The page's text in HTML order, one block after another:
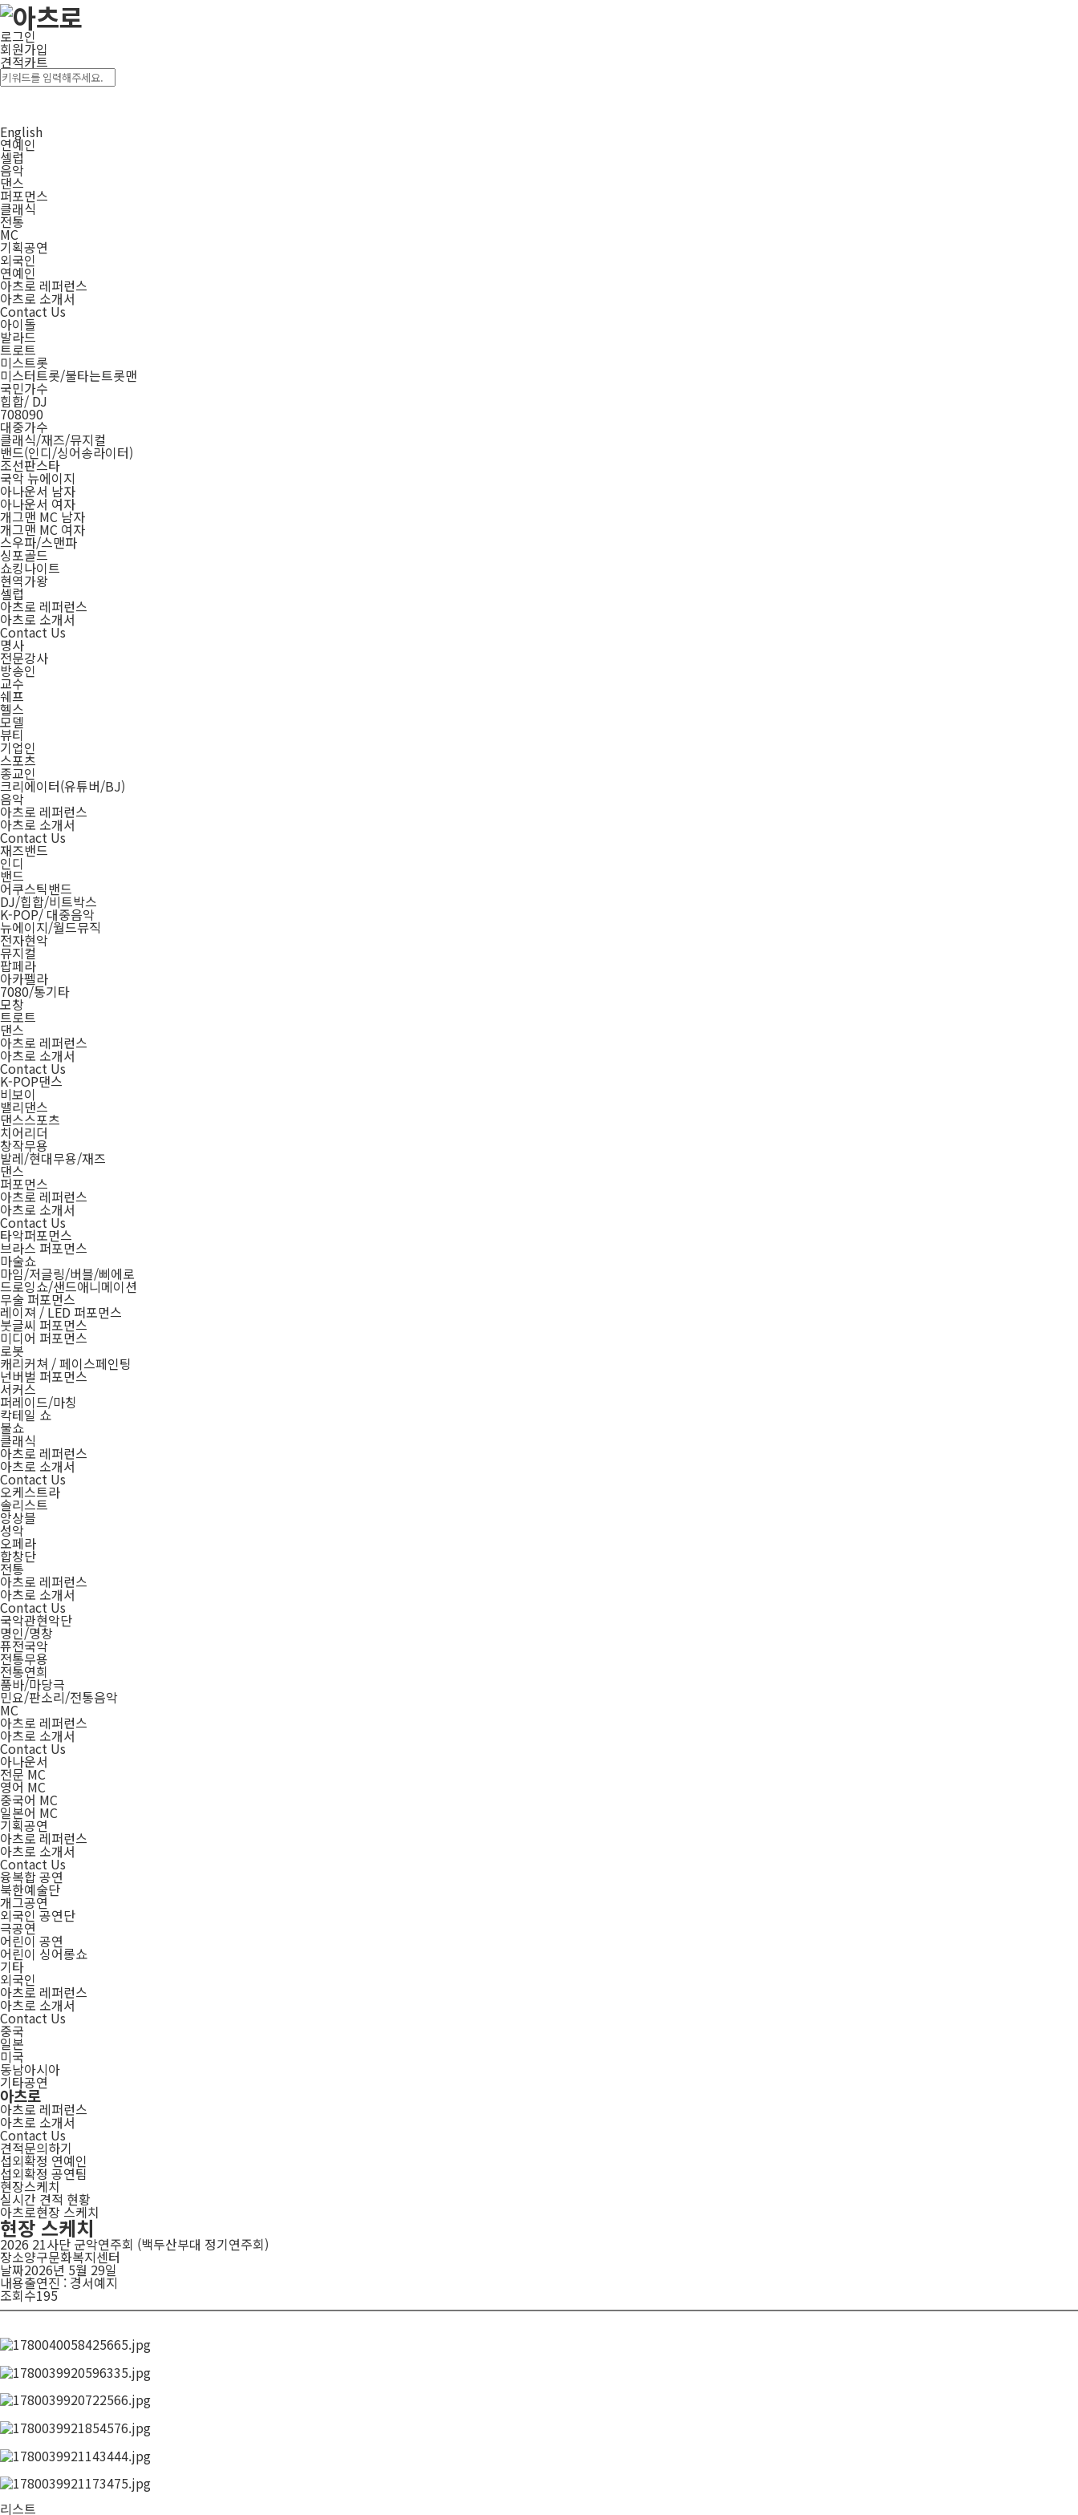
로그인
회원가입
견적카트
English
연예인
셀럽
음악
댄스
퍼포먼스
클래식
전통
MC
기획공연
외국인
연예인
아츠로 레퍼런스
아츠로 소개서
Contact Us
아이돌
발라드
트로트
미스트롯
미스터트롯/불타는트롯맨
국민가수
힙합/ DJ
708090
대중가수
클래식/재즈/뮤지컬
밴드(인디/싱어송라이터)
조선판스타
국악 뉴에이지
아나운서 남자
아나운서 여자
개그맨 MC 남자
개그맨 MC 여자
스우파/스맨파
싱포골드
쇼킹나이트
현역가왕
셀럽
아츠로 레퍼런스
아츠로 소개서
Contact Us
명사
전문강사
방송인
교수
쉐프
헬스
모델
뷰티
기업인
스포츠
종교인
크리에이터(유튜버/BJ)
음악
아츠로 레퍼런스
아츠로 소개서
Contact Us
재즈밴드
인디
밴드
어쿠스틱밴드
DJ/힙합/비트박스
K-POP/ 대중음악
뉴에이지/월드뮤직
전자현악
뮤지컬
팝페라
아카펠라
7080/통기타
모창
트로트
댄스
아츠로 레퍼런스
아츠로 소개서
Contact Us
K-POP댄스
비보이
밸리댄스
댄스스포츠
치어리더
창작무용
발레/현대무용/재즈
댄스
퍼포먼스
아츠로 레퍼런스
아츠로 소개서
Contact Us
타악퍼포먼스
브라스 퍼포먼스
마술쇼
마임/저글링/버블/삐에로
드로잉쇼/샌드애니메이션
무술 퍼포먼스
레이져 / LED 퍼포먼스
붓글씨 퍼포먼스
미디어 퍼포먼스
로봇
캐리커쳐 / 페이스페인팅
넌버벌 퍼포먼스
서커스
퍼레이드/마칭
칵테일 쇼
불쇼
클래식
아츠로 레퍼런스
아츠로 소개서
Contact Us
오케스트라
솔리스트
앙상블
성악
오페라
합창단
전통
아츠로 레퍼런스
아츠로 소개서
Contact Us
국악관현악단
명인/명창
퓨전국악
전통무용
전통연희
품바/마당극
민요/판소리/전통음악
MC
아츠로 레퍼런스
아츠로 소개서
Contact Us
아나운서
전문 MC
영어 MC
중국어 MC
일본어 MC
기획공연
아츠로 레퍼런스
아츠로 소개서
Contact Us
융복합 공연
북한예술단
개그공연
외국인 공연단
극공연
어린이 공연
어린이 싱어롱쇼
기타
외국인
아츠로 레퍼런스
아츠로 소개서
Contact Us
중국
일본
미국
동남아시아
기타공연
아츠로
아츠로 레퍼런스
아츠로 소개서
Contact Us
견적문의하기
섭외확정 연예인
섭외확정 공연팀
현장스케치
실시간 견적 현황
아츠로현장 스케치
현장 스케치
2026 21사단 군악연주회 (백두산부대 정기연주회)
장소양구문화복지센터
날짜2026년 5월 29일
내용출연진 : 경서예지
조회수195
리스트